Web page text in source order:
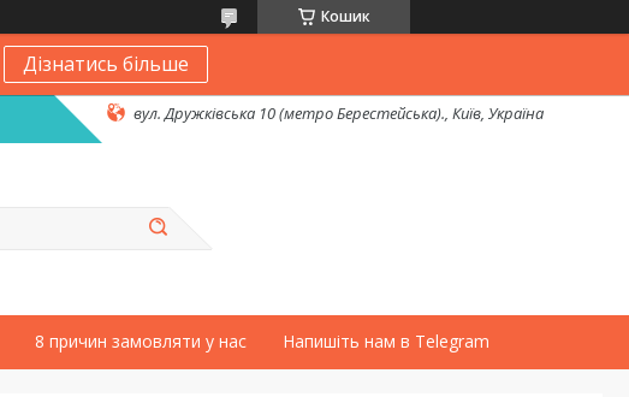
Кошик
Дізнатись більше
вул. Дружківська 10 (метро Берестейська)., Київ, Україна
8 причин замовляти у нас Напишіть нам в Telegram